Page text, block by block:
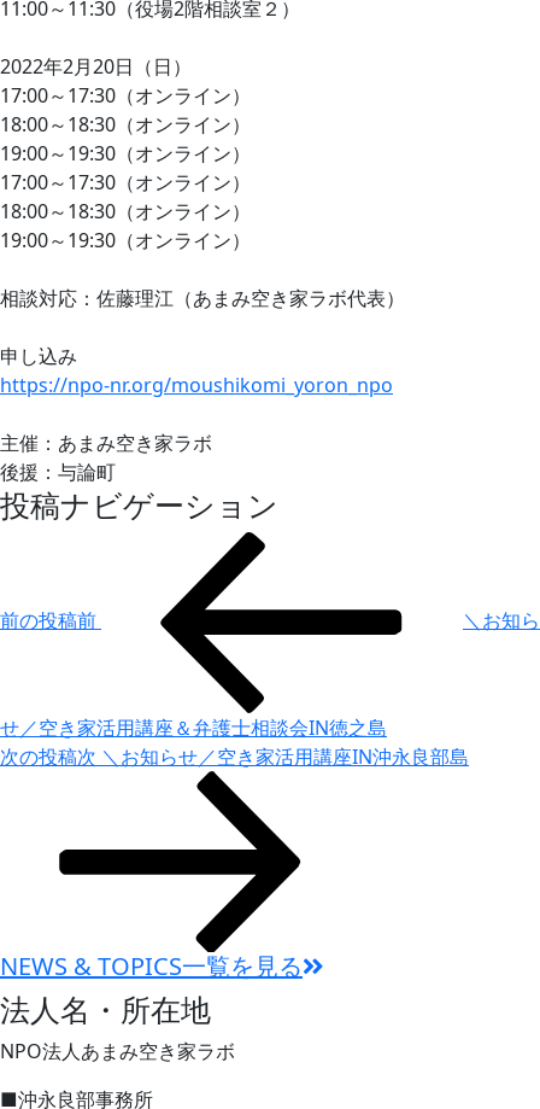
11:00～11:30（役場2階相談室２）
2022年2月20日（日）
17:00～17:30（オンライン）
18:00～18:30（オンライン）
19:00～19:30（オンライン）
17:00～17:30（オンライン）
18:00～18:30（オンライン）
19:00～19:30（オンライン）
相談対応：佐藤理江（あまみ空き家ラボ代表）
申し込み
https://npo-nr.org/moushikomi_yoron_npo
主催：あまみ空き家ラボ
後援：与論町
投稿ナビゲーション
前の投稿前 ＼お知ら
せ／空き家活用講座＆弁護士相談会IN徳之島
次の投稿次 ＼お知らせ／空き家活用講座IN沖永良部島
NEWS & TOPICS一覧を見る
法人名・所在地
NPO法人あまみ空き家ラボ
■沖永良部事務所